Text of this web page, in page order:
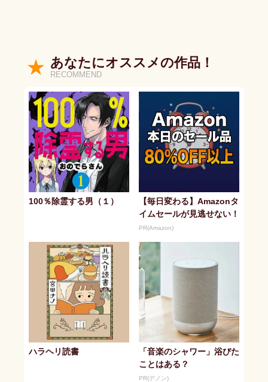
あなたにオススメの作品！
RECOMMEND
100％除霊する男（１）
【毎日変わる】Amazonタ
イムセールが見逃せない！
PR(Amazon)
ハラヘリ読書
「音楽のシャワー」浴びた
ことはある？
PR(デノン)